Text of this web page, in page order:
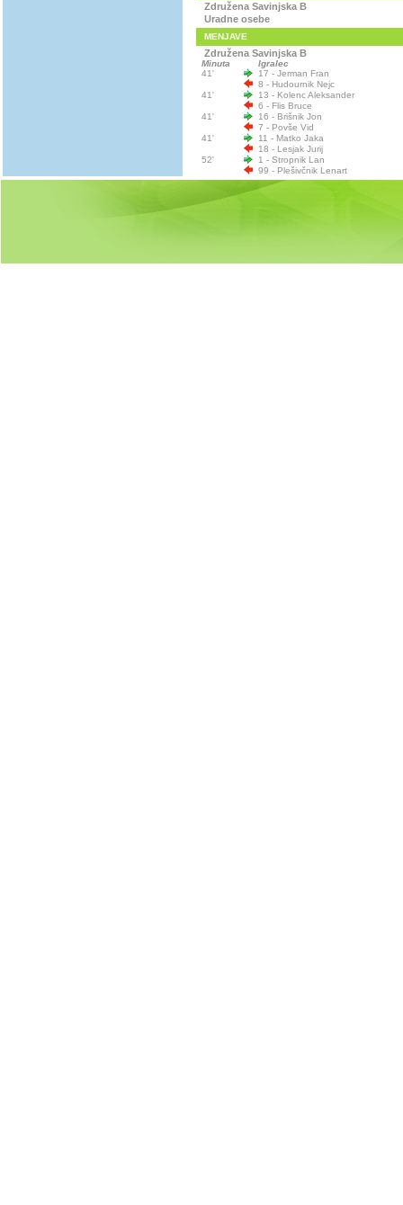
Združena Savinjska B
Uradne osebe
MENJAVE
Združena Savinjska B
Minuta
Igralec
41'
17 - Jerman Fran
8 - Hudournik Nejc
41'
13 - Kolenc Aleksander
6 - Flis Bruce
41'
16 - Brišnik Jon
7 - Povše Vid
41'
11 - Matko Jaka
18 - Lesjak Jurij
52'
1 - Stropnik Lan
99 - Plešivčnik Lenart